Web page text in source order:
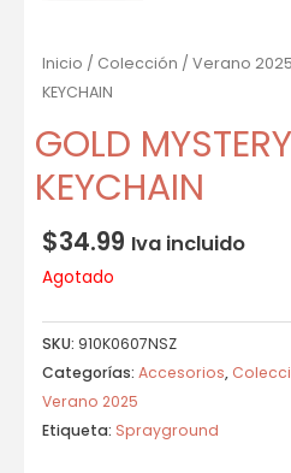
Inicio / Colección / Verano 2025
KEYCHAIN
GOLD
KEYCHAIN
$34.99 Iva incluido
Agotado
SKU: 910K0607NSZ
Categorías: Accesorios,
Verano 2025
Etiqueta: Sprayground